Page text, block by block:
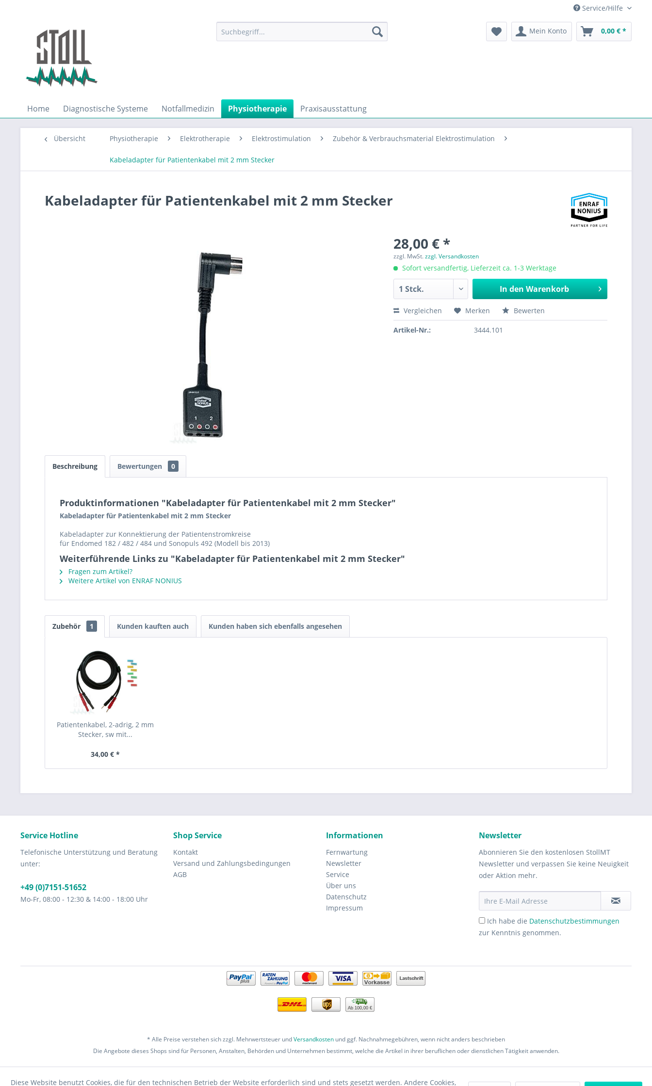
Service/Hilfe
Mein Konto 0,00 € *
Home Diagnostische Systeme Notfallmedizin Physiotherapie Praxisausstattung
Übersicht Physiotherapie Elektrotherapie Elektrostimulation Zubehör & Verbrauchsmaterial Elektrostimulation
Kabeladapter für Patientenkabel mit 2 mm Stecker
Kabeladapter für Patientenkabel mit 2 mm Stecker
28,00 € *
zzgl. MwSt.zzgl. Versandkosten
Sofort versandfertig, Lieferzeit ca. 1-3 Werktage
In den Warenkorb
Vergleichen Merken Bewerten
Artikel-Nr.: 3444.101
Beschreibung Bewertungen 0
Produktinformationen "Kabeladapter für Patientenkabel mit 2 mm Stecker"
Kabeladapter für Patientenkabel mit 2 mm Stecker
Kabeladapter zur Konnektierung der Patientenstromkreise
für Endomed 182 / 482 / 484 und Sonopuls 492 (Modell bis 2013)
Weiterführende Links zu "Kabeladapter für Patientenkabel mit 2 mm Stecker"
Fragen zum Artikel?
Weitere Artikel von ENRAF NONIUS
Zubehör 1 Kunden kauften auch Kunden haben sich ebenfalls angesehen
Patientenkabel, 2-adrig, 2 mm
Stecker, sw mit...
34,00 € *
Service Hotline
Telefonische Unterstützung und Beratung
unter:
+49 (0)7151-51652
Mo-Fr, 08:00 - 12:30 & 14:00 - 18:00 Uhr
Shop Service
Kontakt
Versand und Zahlungsbedingungen
AGB
Informationen
Fernwartung
Newsletter
Service
Über uns
Datenschutz
Impressum
Newsletter
Abonnieren Sie den kostenlosen StollMT
Newsletter und verpassen Sie keine Neuigkeit
oder Aktion mehr.
Ich habe die Datenschutzbestimmungen
zur Kenntnis genommen.
Ab 100,00 €
* Alle Preise verstehen sich zzgl. Mehrwertsteuer undVersandkosten und ggf. Nachnahmegebühren, wenn nicht anders beschrieben
Die Angebote dieses Shops sind für Personen, Anstalten, Behörden und Unternehmen bestimmt, welche die Artikel in ihrer beruflichen oder dienstlichen Tätigkeit anwenden.
Diese Website benutzt Cookies, die für den technischen Betrieb der Website erforderlich sind und stets gesetzt werden. Andere Cookies,